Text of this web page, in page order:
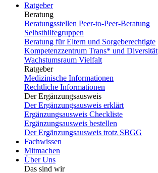
Ratgeber
Beratung
Beratungsstellen Peer-to-Peer-Beratung
Selbsthilfegruppen
Beratung für Eltern und Sorgeberechtigte
Kompetenzzentrum Trans* und Diversität
Wachstumsraum Vielfalt
Ratgeber
Medizinische Informationen
Rechtliche Informationen
Der Ergänzungsausweis
Der Ergänzungsausweis erklärt
Ergänzungsausweis Checkliste
Ergänzungsausweis bestellen
Der Ergänzungsausweis trotz SBGG
Fachwissen
Mitmachen
Über Uns
Das sind wir